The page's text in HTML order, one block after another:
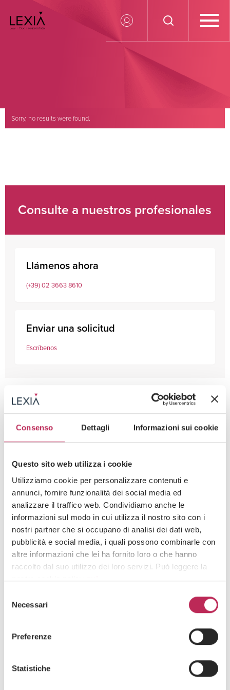
Consenso Dettagli Informazioni sui cookie
Questo sito web utilizza i cookie
Utilizziamo cookie per personalizzare contenuti e
annunci, fornire funzionalità dei social media ed
analizzare il traffico web. Condividiamo anche le
informazioni sul modo in cui utilizza il nostro sito con i
nostri partner che si occupano di analisi dei dati web,
pubblicità e social media, i quali possono combinarle con
altre informazioni che lei ha fornito loro o che hanno
raccolto dal suo utilizzo dei loro servizi. Può leggere la
nostra cookie policyqui.
Attenzione: chiudendo questo banner, cliccando in
un’area sottostante o accedendo ad un’altra pagina del
delNecessari
Preferenze
Statistiche
Sorry, no results were found.
Consulte a nuestros profesionales
Llámenos ahora
(+39) 02 3663 8610
Enviar una solicitud
Escríbenos
Competencias
EXPERTISE
INNOVATION
Sobre nosotros
Modelo 231